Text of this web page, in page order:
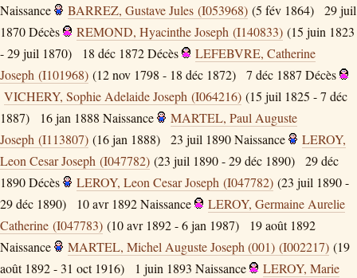
Naissance
BARREZ, Gustave Jules (I053968) (5 fév 1864)
29 juil
1870Décès REMOND, Hyacinthe Joseph (I140833) (15 juin 1823
- 29 juil 1870)
18 déc 1872Décès
LEFEBVRE, Catherine
Joseph (I101968) (12 nov 1798 - 18 déc 1872) 7 déc 1887 Décès
VICHERY, Sophie Adelaide Joseph (I064216) (15 juil 1825 - 7 déc
1887)
16 jan 1888 Naissance
MARTEL, Paul Auguste
Joseph (I113807) (16 jan 1888) 23 juil 1890Naissance
LEROY,
Leon Cesar Joseph (I047782) (23 juil 1890 - 29 déc 1890)
29 déc
1890Décès LEROY, Leon Cesar Joseph (I047782) (23 juil 1890 -
29 déc 1890)
10 avr 1892Naissance
LEROY, Germaine Aurelie
Catherine (I047783) (10 avr 1892 - 6 jan 1987)
19 août 1892
Naissance
MARTEL, Michel Auguste Joseph (001) (I002217) (19
août 1892 - 31 oct 1916)
1 juin 1893 Naissance
LEROY, Marie